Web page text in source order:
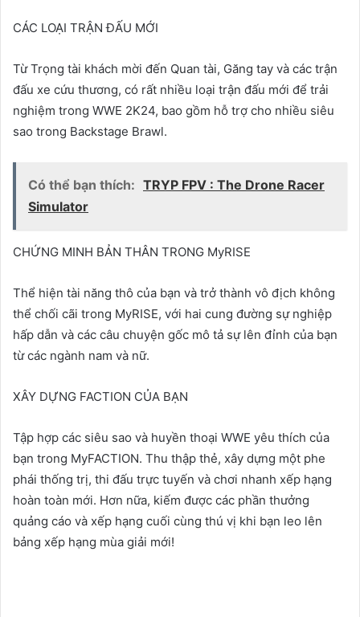
CÁC LOẠI TRẬN ĐẤU MỚI
Từ Trọng tài khách mời đến Quan tài, Găng tay và các trận
đấu xe cứu thương, có rất nhiều loại trận đấu mới để trải
nghiệm trong WWE 2K24, bao gồm hỗ trợ cho nhiều siêu
sao trong Backstage Brawl.
Có thể bạn thích: TRYP FPV : The Drone Racer
Simulator
CHỨNG MINH BẢN THÂN TRONG MyRISE
Thể hiện tài năng thô của bạn và trở thành vô địch không
thể chối cãi trong MyRISE, với hai cung đường sự nghiệp
hấp dẫn và các câu chuyện gốc mô tả sự lên đỉnh của bạn
từ các ngành nam và nữ.
XÂY DỰNG FACTION CỦA BẠN
Tập hợp các siêu sao và huyền thoại WWE yêu thích của
bạn trong MyFACTION. Thu thập thẻ, xây dựng một phe
phái thống trị, thi đấu trực tuyến và chơi nhanh xếp hạng
hoàn toàn mới. Hơn nữa, kiếm được các phần thưởng
quảng cáo và xếp hạng cuối cùng thú vị khi bạn leo lên
bảng xếp hạng mùa giải mới!